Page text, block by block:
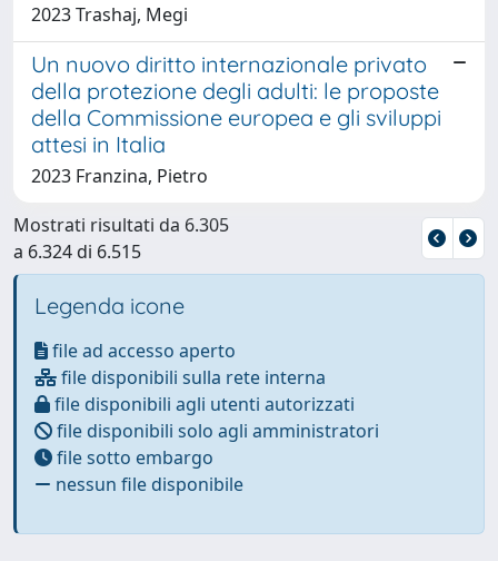
2023 Trashaj, Megi
Un nuovo diritto internazionale privato
della protezione degli adulti: le proposte
della Commissione europea e gli sviluppi
attesi in Italia
2023 Franzina, Pietro
Mostrati risultati da 6.305
a 6.324 di 6.515
Legenda icone
file ad accesso aperto
file disponibili sulla rete interna
file disponibili agli utenti autorizzati
file disponibili solo agli amministratori
file sotto embargo
nessun file disponibile